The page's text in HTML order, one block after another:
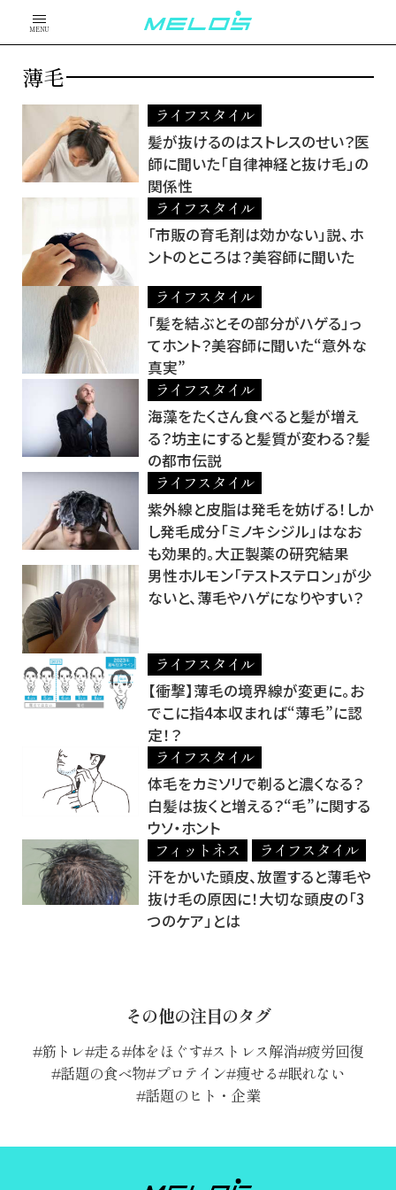
MENU
薄毛
ライフスタイル
髪が抜けるのはストレスのせい？医
師に聞いた「自律神経と抜け毛」の
関係性
ライフスタイル
「市販の育毛剤は効かない」説、ホ
ントのところは？美容師に聞いた
ライフスタイル
「髪を結ぶとその部分がハゲる」っ
てホント？美容師に聞いた“意外な
真実”
ライフスタイル
海藻をたくさん食べると髪が増え
る？坊主にすると髪質が変わる？髪
の都市伝説
ライフスタイル
紫外線と皮脂は発毛を妨げる！しか
し発毛成分「ミノキシジル」はなお
も効果的。大正製薬の研究結果
男性ホルモン「テストステロン」が少
ないと、薄毛やハゲになりやすい？
ライフスタイル
【衝撃】薄毛の境界線が変更に。お
でこに指4本収まれば“薄毛”に認
定！？
ライフスタイル
体毛をカミソリで剃ると濃くなる？
白髪は抜くと増える？“毛”に関する
ウソ・ホント
フィットネス
ライフスタイル
汗をかいた頭皮、放置すると薄毛や
抜け毛の原因に！大切な頭皮の「3
つのケア」とは
その他の注目のタグ
筋トレ 走る 体をほぐす ストレス解消 疲労回復
話題の食べ物 プロテイン 痩せる 眠れない
話題のヒト・企業